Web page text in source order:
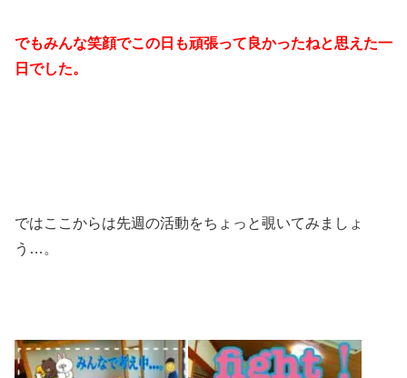
でもみんな笑顔でこの日も頑張って良かったねと思えた一
日でした。
ではここからは先週の活動をちょっと覗いてみましょ
う…。